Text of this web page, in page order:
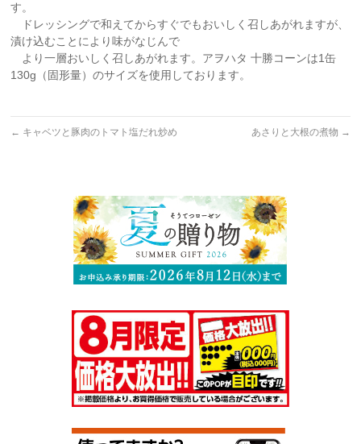
す。
ドレッシングで和えてからすぐでもおいしく召しあがれますが、
漬け込むことにより味がなじんで
より一層おいしく召しあがれます。アヲハタ 十勝コーンは1缶
130g（固形量）のサイズを使用しております。
← キャベツと豚肉のトマト塩だれ炒め あさりと大根の煮物 →